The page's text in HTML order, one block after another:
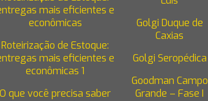
mais eficientes e
econômicas
Roteirização de Estoque:
mais eficientes e
econômicas 1
O que você precisa saber
Golgi Duque de
Caxias
Golgi Seropédica
Goodman Campo
Grande – Fase I